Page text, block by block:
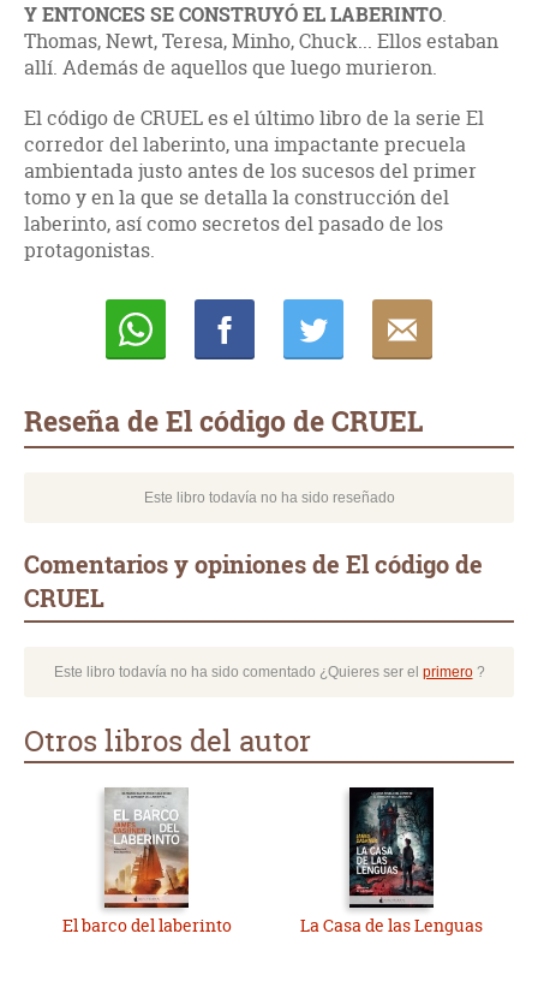
Y ENTONCES SE CONSTRUYÓ EL LABERINTO.
Thomas, Newt, Teresa, Minho, Chuck... Ellos estaban
allí. Además de aquellos que luego murieron.
El código de CRUEL es el último libro de la serie El
corredor del laberinto, una impactante precuela
ambientada justo antes de los sucesos del primer
tomo y en la que se detalla la construcción del
laberinto, así como secretos del pasado de los
protagonistas.
Reseña de El código de CRUEL
Este libro todavía no ha sido reseñado
Comentarios y opiniones de El código de
CRUEL
Este libro todavía no ha sido comentado ¿Quieres ser el primero?
Otros libros del autor
El barco del laberinto La Casa de las Lenguas